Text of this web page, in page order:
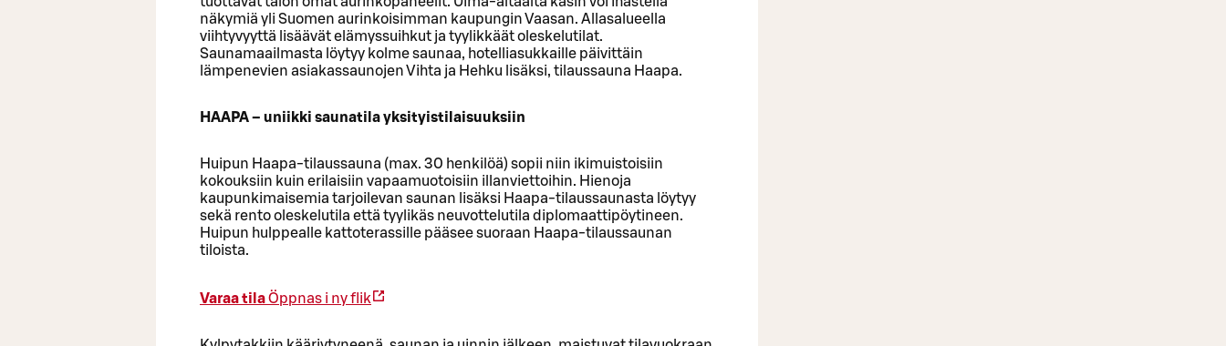
näkymiä yli Suomen aurinkoisimman kaupungin Vaasan. Allasalueella
viihtyvyyttä lisäävät elämyssuihkut ja tyylikkäät oleskelutilat.
Saunamaailmasta löytyy kolme saunaa, hotelliasukkaille päivittäin
lämpenevien asiakassaunojen Vihta ja Hehku lisäksi, tilaussauna Haapa.
HAAPA – uniikki saunatila yksityistilaisuuksiin
Huipun Haapa-tilaussauna (max. 30 henkilöä) sopii niin ikimuistoisiin
kokouksiin kuin erilaisiin vapaamuotoisiin illanviettoihin. Hienoja
kaupunkimaisemia tarjoilevan saunan lisäksi Haapa-tilaussaunasta löytyy
sekä rento oleskelutila että tyylikäs neuvottelutila diplomaattipöytineen.
Huipun hulppealle kattoterassille pääsee suoraan Haapa-tilaussaunan
tiloista.
Varaa tilaÖppnas i ny flik